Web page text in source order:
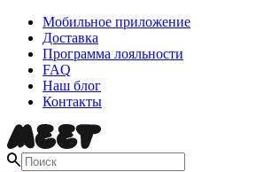
Мобильное приложение
Доставка
Программа лояльности
FAQ
Наш блог
Контакты